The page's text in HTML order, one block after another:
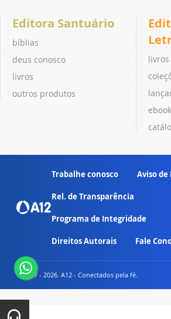
Editora Santuário
bíblias
deus conosco
livros
outros produtos
livros
ebook
Trabalhe conosco Aviso de
Rel. de Transparência
Programa de Integridade
Direitos Autorais Fale
© 2007 - 2026. A12 - Conectados pela fé.